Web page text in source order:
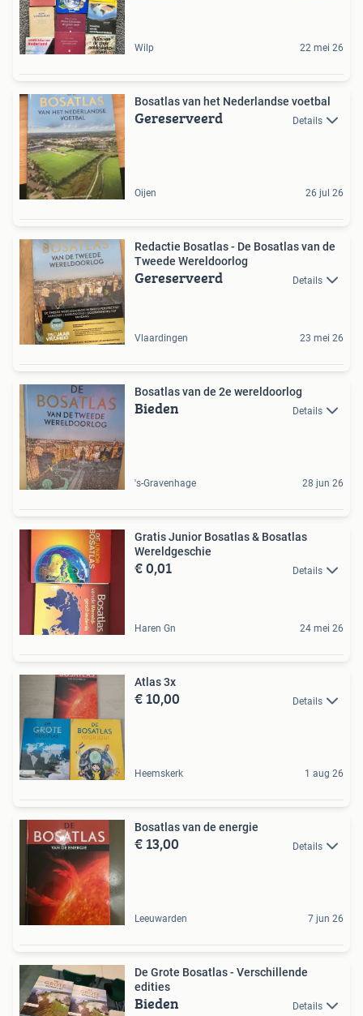
Wilp 22 mei 26
Bosatlas van het Nederlandse voetbal
Gereserveerd Details
Oijen 26 jul 26
Redactie Bosatlas - De Bosatlas van de
Tweede Wereldoorlog
Gereserveerd Details
Vlaardingen 23 mei 26
Bosatlas van de 2e wereldoorlog
Bieden Details
's-Gravenhage 28 jun 26
Gratis Junior Bosatlas & Bosatlas
Wereldgeschie
€ 0,01 Details
Haren Gn 24 mei 26
Atlas 3x
€ 10,00 Details
Heemskerk 1 aug 26
Bosatlas van de energie
€ 13,00 Details
Leeuwarden 7 jun 26
De Grote Bosatlas - Verschillende
edities
Bieden Details